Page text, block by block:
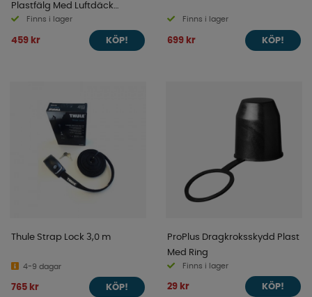
Plastfälg Med Luftdäck
260x85 mm
Finns i lager
459 kr KÖP!
Finns i lager
699 kr KÖP!
Thule Strap Lock 3,0 m
4-9 dagar
765 kr KÖP!
ProPlus Dragkroksskydd Plast
Med Ring
Finns i lager
29 kr KÖP!